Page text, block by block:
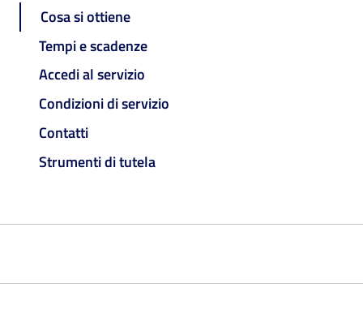
Cosa si ottiene
Tempi e scadenze
Accedi al servizio
Condizioni di servizio
Contatti
Strumenti di tutela